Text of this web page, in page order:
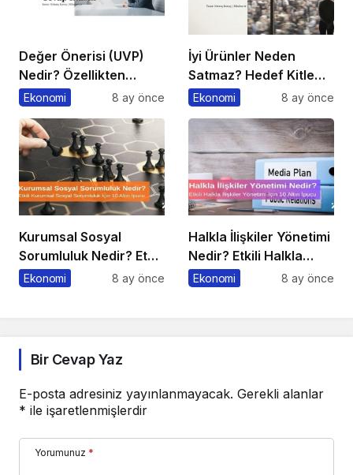
Değer Önerisi (UVP)
Nedir? Özellikten
Faydaya Geçiş
Ekonomi 8 ay önce
İyi Ürünler Neden
Satmaz? Hedef Kitle
Yanılgısı
Ekonomi 8 ay önce
Kurumsal Sosyal
Sorumluluk Nedir? Etkili
Kurumsal Sosyal
Ekonomi 8 ay önce
Halkla İlişkiler Yönetimi
Nedir? Etkili Halkla
İlişkiler Yönetimi İçin 10
Ekonomi 8 ay önce
Bir Cevap Yaz
E-posta adresiniz yayınlanmayacak. Gerekli alanlar
* ile işaretlenmişlerdir
Yorumunuz *